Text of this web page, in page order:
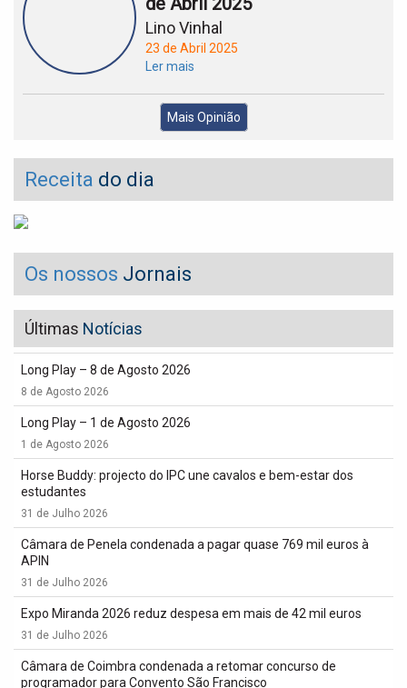
Lino Vinhal
23 de Abril 2025
Ler mais
Mais Opinião
Receita do dia
Os nossos Jornais
Últimas Notícias
Long Play – 8 de Agosto 2026
8 de Agosto 2026
Long Play – 1 de Agosto 2026
1 de Agosto 2026
Horse Buddy: projecto do IPC une cavalos e bem-estar dos
estudantes
31 de Julho 2026
Câmara de Penela condenada a pagar quase 769 mil euros à
APIN
31 de Julho 2026
Expo Miranda 2026 reduz despesa em mais de 42 mil euros
31 de Julho 2026
Câmara de Coimbra condenada a retomar concurso de
programador para Convento São Francisco